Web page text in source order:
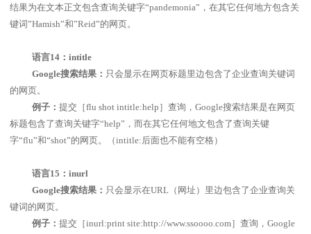
结果为在文本正文包含查询关键字“pandemonia”，在其它任何地方包含关
键词”Hamish”和”Reid”的网页。
语言14： intitle
Google搜索结果： 只会显示在网页标题里边包含了企业查询关键词
的网页。
例子： 提交［flu shot intitle:help ］查询， Google搜索结果是在网页
标题包含了查询关键字“help”，而在其它任何地文包含了查询关键
字“flu”和“shot”的网页。（intitle:后面也不能有空格）
语言15 ： inurl
Google搜索结果： 只会显示在URL （网址）里边包含了企业查询关
键词的网页。
例子： 提交［inurl:print site:http://www.ssoooo.com］查询， Google